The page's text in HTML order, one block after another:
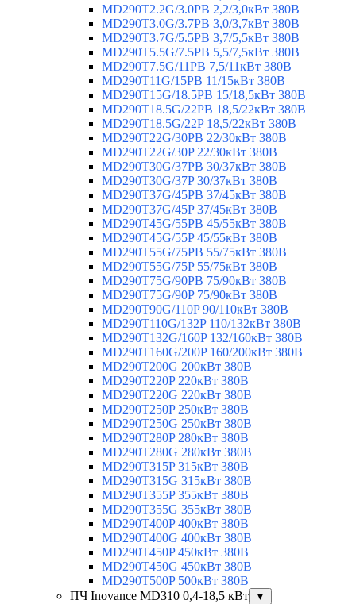
MD290T2.2G/3.0PB 2,2/3,0кВт 380В
MD290T3.0G/3.7PB 3,0/3,7кВт 380В
MD290T3.7G/5.5PB 3,7/5,5кВт 380В
MD290T5.5G/7.5PB 5,5/7,5кВт 380В
MD290T7.5G/11PB 7,5/11кВт 380В
MD290T11G/15PB 11/15кВт 380В
MD290T15G/18.5PB 15/18,5кВт 380В
MD290T18.5G/22PB 18,5/22кВт 380В
MD290T18.5G/22P 18,5/22кВт 380В
MD290T22G/30PB 22/30кВт 380В
MD290T22G/30P 22/30кВт 380В
MD290T30G/37PB 30/37кВт 380В
MD290T30G/37P 30/37кВт 380В
MD290T37G/45PB 37/45кВт 380В
MD290T37G/45P 37/45кВт 380В
MD290T45G/55PB 45/55кВт 380В
MD290T45G/55P 45/55кВт 380В
MD290T55G/75PB 55/75кВт 380В
MD290T55G/75P 55/75кВт 380В
MD290T75G/90PB 75/90кВт 380В
MD290T75G/90P 75/90кВт 380В
MD290T90G/110P 90/110кВт 380В
MD290T110G/132P 110/132кВт 380В
MD290T132G/160P 132/160кВт 380В
MD290T160G/200P 160/200кВт 380В
MD290T200G 200кВт 380В
MD290T220P 220кВт 380В
MD290T220G 220кВт 380В
MD290T250P 250кВт 380В
MD290T250G 250кВт 380В
MD290T280P 280кВт 380В
MD290T280G 280кВт 380В
MD290T315P 315кВт 380В
MD290T315G 315кВт 380В
MD290T355P 355кВт 380В
MD290T355G 355кВт 380В
MD290T400P 400кВт 380В
MD290T400G 400кВт 380В
MD290T450P 450кВт 380В
MD290T450G 450кВт 380В
MD290T500P 500кВт 380В
ПЧ Inovance MD310 0,4-18,5 кВт
▼